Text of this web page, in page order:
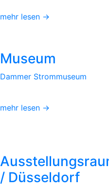
mehr lesen →
Museum
Dammer Strommuseum
mehr lesen →
/ Düsseldorf